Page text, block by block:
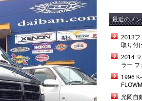
最近のメ
2013フ
取り付
2014
ラー フ
1996
光岡自